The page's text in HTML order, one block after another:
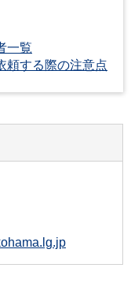
一覧
頼する際の注意点